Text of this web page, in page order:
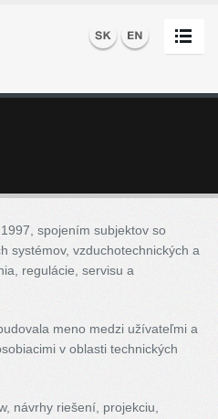
spojením subjektov so
systémov, vzduchotechnických a
regulácie, servisu a
meno medzi užívateľmi a
v oblasti technických
návrhy riešení, projekciu,